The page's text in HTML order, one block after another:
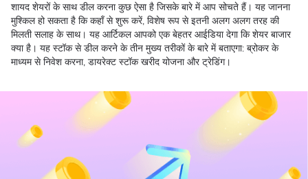
शायद शेयरों के साथ डील करना कुछ ऐसा है जिसके बारे में आप सोचते हैं। यह जानना
मुश्किल हो सकता है कि कहाँ से शुरू करें, विशेष रूप से इतनी अलग अलग तरह की
मिलती सलाह के साथ। यह आर्टिकल आपको एक बेहतर आईडिया देगा कि शेयर बाजार
क्या है। यह स्टॉक से डील करने के तीन मुख्य तरीकों के बारे में बताएगा: ब्रोकर के
माध्यम से निवेश करना, डायरेक्ट स्टॉक खरीद योजना और ट्रेडिंग।